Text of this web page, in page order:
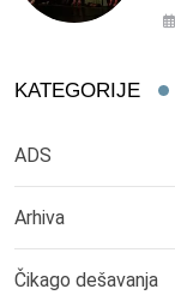
KATEGORIJE
ADS
Arhiva
Čikago dešavanja